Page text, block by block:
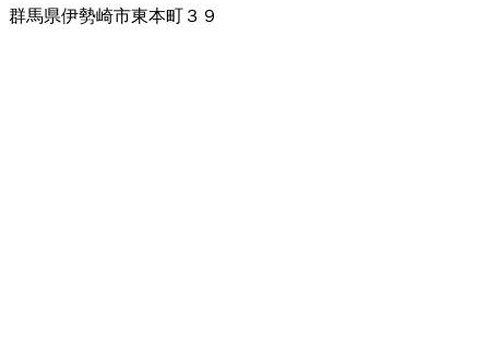
群馬県伊勢崎市東本町３９